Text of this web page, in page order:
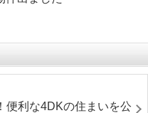
便利な4DKの住まいを公